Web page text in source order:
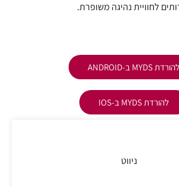
לחוויית נהיגה משופרת.
להורדת MYDS ב-ANDROID
להורדת MYDS ב-IOS